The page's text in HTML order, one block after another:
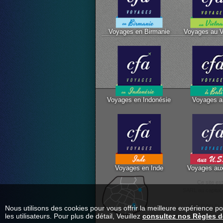
Voyages en Birmanie Voyages au
Voyages en Indonésie Voyages
Voyages en Inde Voyages
SARL au
RCP GAN
Nous utilisons des cookies pour vous offrir la meilleure expérience
les utilisateurs. Pour plus de détail, Veuillez consultez nos Règles